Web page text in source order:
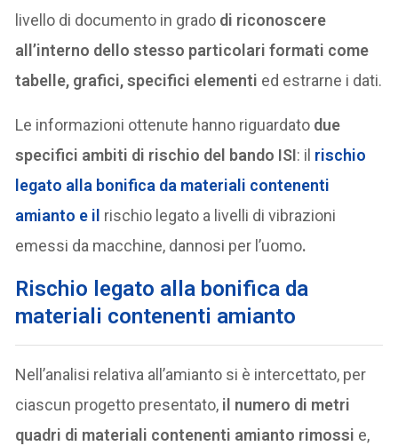
livello di documento in grado di riconoscere
all’interno dello stesso particolari formati come
tabelle, grafici, specifici elementi ed estrarne i dati.
Le informazioni ottenute hanno riguardato due
specifici ambiti di rischio del bando ISI: il rischio
legato alla bonifica da materiali contenenti
amianto e il rischio legato a livelli di vibrazioni
emessi da macchine, dannosi per l’uomo.
Rischio legato alla bonifica da
materiali contenenti amianto
Nell’analisi relativa all’amianto si è intercettato, per
ciascun progetto presentato, il numero di metri
quadri di materiali contenenti amianto rimossi e,